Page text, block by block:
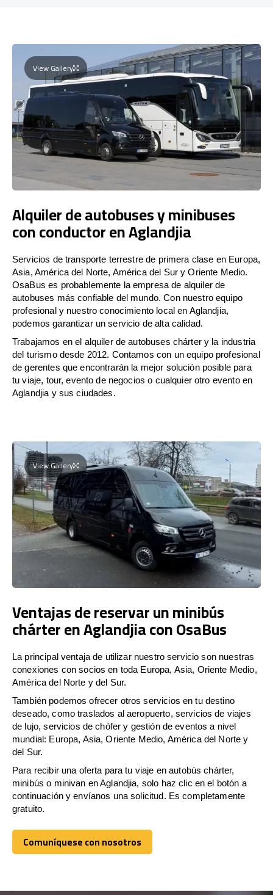
View Gallery
Alquiler de autobuses y minibuses
con conductor en Aglandjia
Servicios de transporte terrestre de primera clase en Europa,
Asia, América del Norte, América del Sur y Oriente Medio.
OsaBus es probablemente la empresa de alquiler de
autobuses más confiable del mundo. Con nuestro equipo
profesional y nuestro conocimiento local en Aglandjia,
podemos garantizar un servicio de alta calidad.
Trabajamos en el alquiler de autobuses chárter y la industria
del turismo desde 2012. Contamos con un equipo profesional
de gerentes que encontrarán la mejor solución posible para
tu viaje, tour, evento de negocios o cualquier otro evento en
Aglandjia y sus ciudades.
View Gallery
Ventajas de reservar un minibús
chárter en Aglandjia con OsaBus
La principal ventaja de utilizar nuestro servicio son nuestras
conexiones con socios en toda Europa, Asia, Oriente Medio,
América del Norte y del Sur.
También podemos ofrecer otros servicios en tu destino
deseado, como traslados al aeropuerto, servicios de viajes
de lujo, servicios de chófer y gestión de eventos a nivel
mundial: Europa, Asia, Oriente Medio, América del Norte y
del Sur.
Para recibir una oferta para tu viaje en autobús chárter,
minibús o minivan en Aglandjia, solo haz clic en el botón a
continuación y envíanos una solicitud. Es completamente
gratuito.
Comuníquese con nosotros
Comuníquese con nosotros